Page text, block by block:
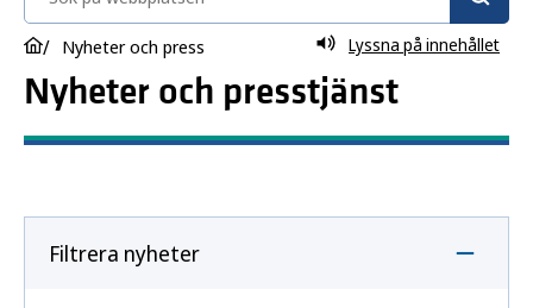
Nyheter och press Lyssna på innehållet
Nyheter och presstjänst
Filtrera nyheter